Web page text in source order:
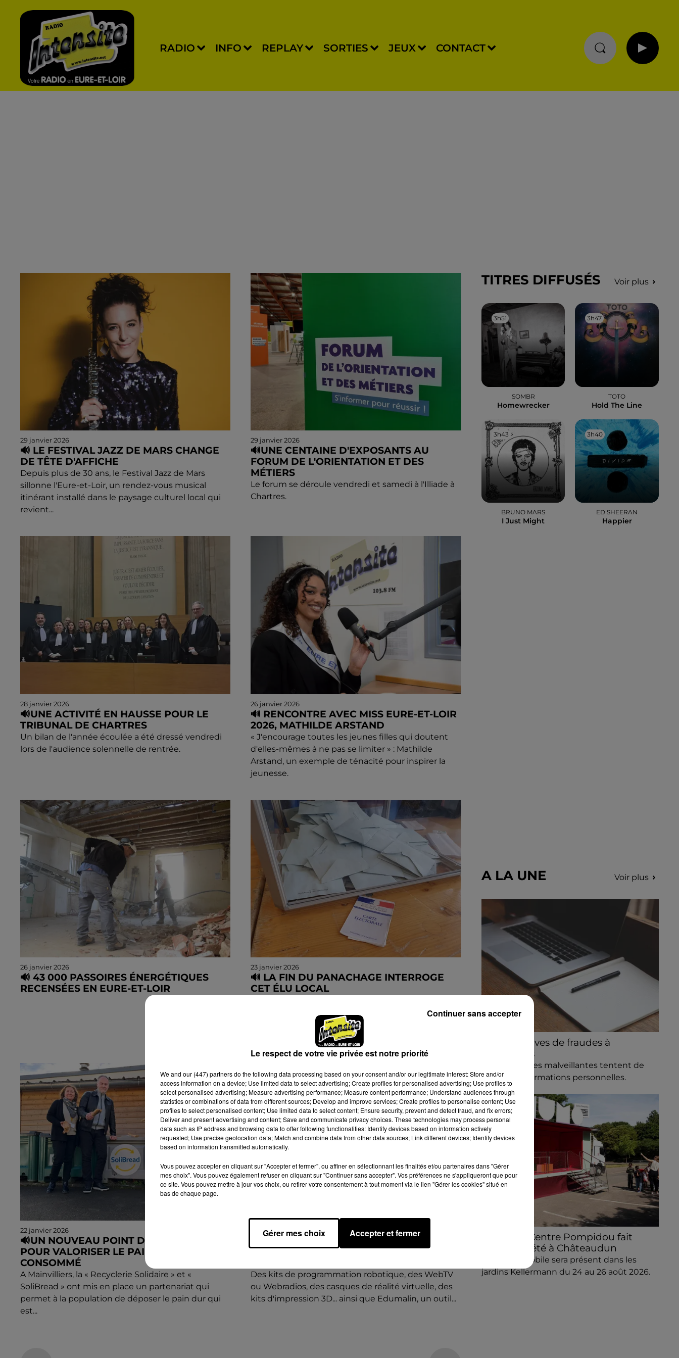
RADIO INFO REPLAY SORTIES JEUX CONTACT
29 janvier 2026
🔊 LE FESTIVAL JAZZ DE MARS CHANGE
DE TÊTE D'AFFICHE
Depuis plus de 30 ans, le Festival Jazz de Mars
sillonne l'Eure-et-Loir, un rendez-vous musical
itinérant installé dans le paysage culturel local qui
revient...
29 janvier 2026
🔊UNE CENTAINE D'EXPOSANTS AU
FORUM DE L'ORIENTATION ET DES
MÉTIERS
Le forum se déroule vendredi et samedi à l'Illiade à
Chartres.
28 janvier 2026
🔊UNE ACTIVITÉ EN HAUSSE POUR LE
TRIBUNAL DE CHARTRES
Un bilan de l'année écoulée a été dressé vendredi
lors de l'audience solennelle de rentrée.
26 janvier 2026
🔊 RENCONTRE AVEC MISS EURE-ET-LOIR
2026, MATHILDE ARSTAND
« J'encourage toutes les jeunes filles qui doutent
d'elles-mêmes à ne pas se limiter » : Mathilde
Arstand, un exemple de ténacité pour inspirer la
jeunesse.
26 janvier 2026
🔊 43 000 PASSOIRES ÉNERGÉTIQUES
RECENSÉES EN EURE-ET-LOIR
23 janvier 2026
🔊 LA FIN DU PANACHAGE INTERROGE
CET ÉLU LOCAL
un mode de scrutin de liste paritaire s'imposeront
dans les communes de moins de 1 000 habitants.
22 janvier 2026
🔊UN NOUVEAU POINT DE COLLECTE
POUR VALORISER LE PAIN NON
CONSOMMÉ
A Mainvilliers, la « Recyclerie Solidaire » et «
SoliBread » ont mis en place un partenariat qui
permet à la population de déposer le pain dur qui
est...
20 janvier 2026
🔊 ROBOTIQUE OU WEBRADIO
DÉBARQUENT DANS LES COLLÈGES
Des kits de programmation robotique, des WebTV
ou Webradios, des casques de réalité virtuelle, des
kits d'impression 3D... ainsi que Edumalin, un outil...
TITRES DIFFUSÉS Voir plus
3h51
3h51
SOMBR
Homewrecker
3h47
3h47
TOTO
Hold The Line
3h43
3h43
BRUNO MARS
I Just Might
3h40
3h40
ED SHEERAN
Happier
A LA UNE Voir plus
Des tentatives de fraudes à
Mainvilliers
Des personnes malveillantes tentent de
voler vos informations personnelles.
Le MuMo Centre Pompidou fait
escale cet été à Châteaudun
Le Musée Mobile sera présent dans les
jardins Kellermann du 24 au 26 août 2026.
Le respect de votre vie privée est notre priorité
We and our (447) partnersdo the following data processing based on your consent and/or our legitimate interest: Store and/or
access information on a device; Use limited data to select advertising; Create profiles for personalised advertising; Use profiles to
select personalised advertising; Measure advertising performance; Measure content performance; Understand audiences through
statistics or combinations of data from different sources; Develop and improve services; Create profiles to personalise content; Use
profiles to select personalised content; Use limited data to select content; Ensure security, prevent and detect fraud, and fix errors;
Deliver and present advertising and content; Save and communicate privacy choices. These technologies may process personal
data such as IP address and browsing data to offer following functionalities: Identify devices based on information actively
requested; Use precise geolocation data; Match and combine data from other data sources; Link different devices; Identify devices
based on information transmitted automatically.
Vous pouvez accepter en cliquant sur "Accepter et fermer", ou affiner en sélectionnant les finalités et/ou partenaires dans "Gérer
mes choix". Vous pouvez également refuser en cliquant sur "Continuer sans accepter". Vos préférences ne s'appliqueront que pour
ce site. Vous pouvez mettre à jour vos choix, ou retirer votre consentement à tout moment via le lien "Gérer les cookies" situé en
bas de chaque page.
Gérer mes choix Accepter et fermer
Continuer sans accepter